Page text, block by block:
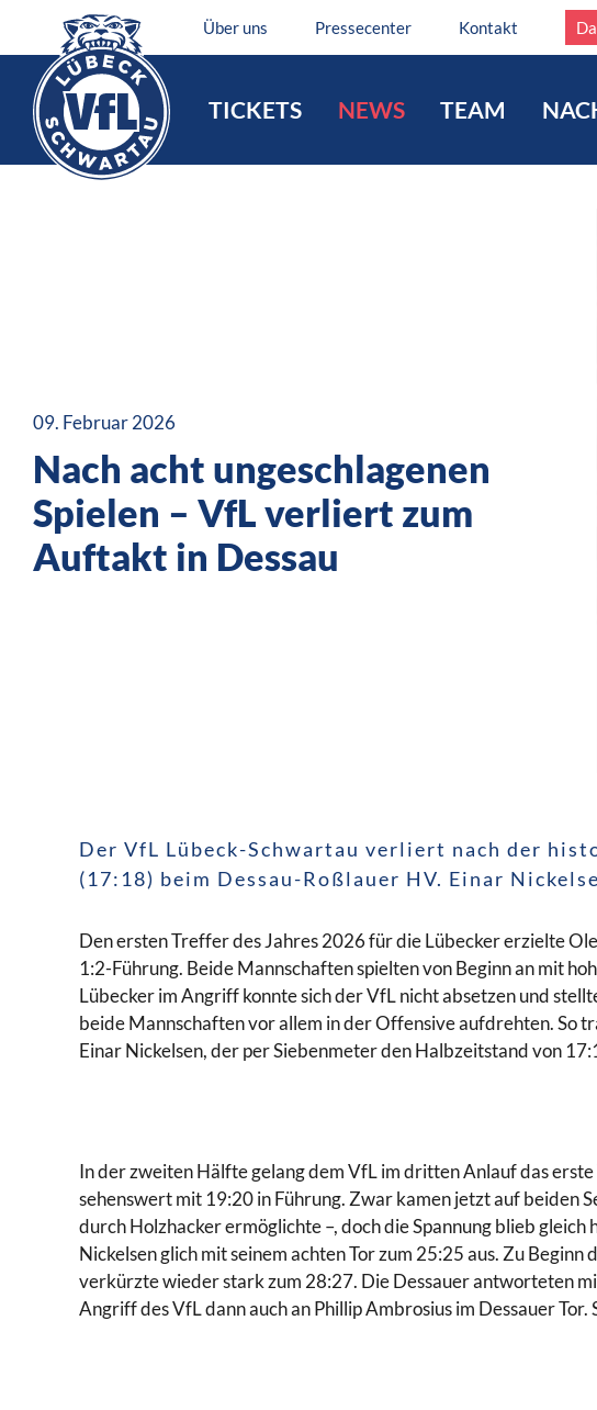
Über uns Pressecenter Kontakt
TICKETS NEWS TEAM
09. Februar 2026
Nach acht ungeschlagenen
Spielen – VfL verliert zum
Auftakt in Dessau
Der VfL Lübeck-Schwartau verliert nach der
(17:18) beim Dessau-Roßlauer HV. Einar
Den ersten Treffer des Jahres 2026 für die Lübecker erzielte
1:2-Führung. Beide Mannschaften spielten von Beginn an mit
Lübecker im Angriff konnte sich der VfL nicht absetzen und
beide Mannschaften vor allem in der Offensive aufdrehten. So
Einar Nickelsen, der per Siebenmeter den Halbzeitstand von
In der zweiten Hälfte gelang dem VfL im dritten Anlauf das
sehenswert mit 19:20 in Führung. Zwar kamen jetzt auf beiden
durch Holzhacker ermöglichte –, doch die Spannung blieb
Nickelsen glich mit seinem achten Tor zum 25:25 aus. Zu
verkürzte wieder stark zum 28:27. Die Dessauer antworteten
Angriff des VfL dann auch an Phillip Ambrosius im Dessauer